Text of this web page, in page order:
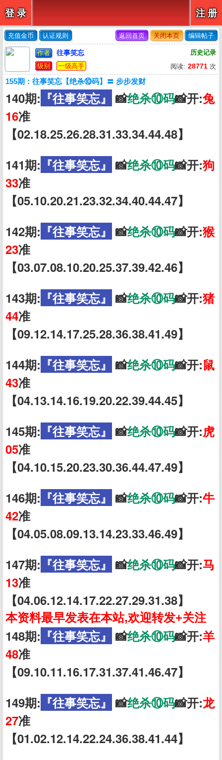
注 册
登 录
充值金币 认证规则 返回首页 关闭本页 编辑帖子
作者 往事笑忘
历史记录
级别
一级高手 阅读: 28771次
155期：往事笑忘【绝杀⑩码】〓 步步发财
140期: 『往事笑忘』 📸绝杀⑩码📸开:兔
16准
【02.18.25.26.28.31.33.34.44.48】
141期: 『往事笑忘』 📸绝杀⑩码📸开:狗
33准
【05.10.20.21.23.32.34.40.44.47】
142期: 『往事笑忘』 📸绝杀⑩码📸开:猴
23准
【03.07.08.10.20.25.37.39.42.46】
143期: 『往事笑忘』 📸绝杀⑩码📸开:猪
44准
【09.12.14.17.25.28.36.38.41.49】
144期: 『往事笑忘』 📸绝杀⑩码📸开:鼠
43准
【04.13.14.16.19.20.22.39.44.45】
145期: 『往事笑忘』 📸绝杀⑩码📸开:虎
05准
【04.10.15.20.23.30.36.44.47.49】
146期: 『往事笑忘』 📸绝杀⑩码📸开:牛
42准
【04.05.08.09.13.14.23.33.46.49】
147期: 『往事笑忘』 📸绝杀⑩码📸开:马
13准
【04.06.12.14.17.22.27.29.31.38】
本资料最早发表在本站,欢迎转发+关注
148期: 『往事笑忘』 📸绝杀⑩码📸开:羊
48准
【09.10.11.16.17.31.37.41.46.47】
149期: 『往事笑忘』 📸绝杀⑩码📸开:龙
27准
【01.02.12.14.22.24.36.38.41.44】